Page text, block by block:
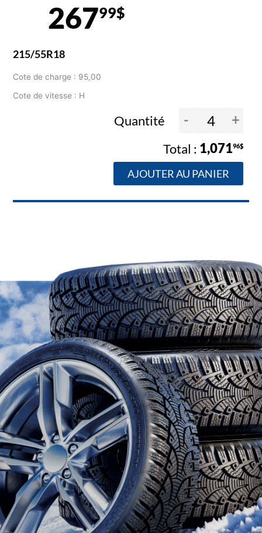
26799$
215/55R18
Cote de charge : 95,00
Cote de vitesse : H
Quantité - +
1,07196$
AJOUTER AU PANIER